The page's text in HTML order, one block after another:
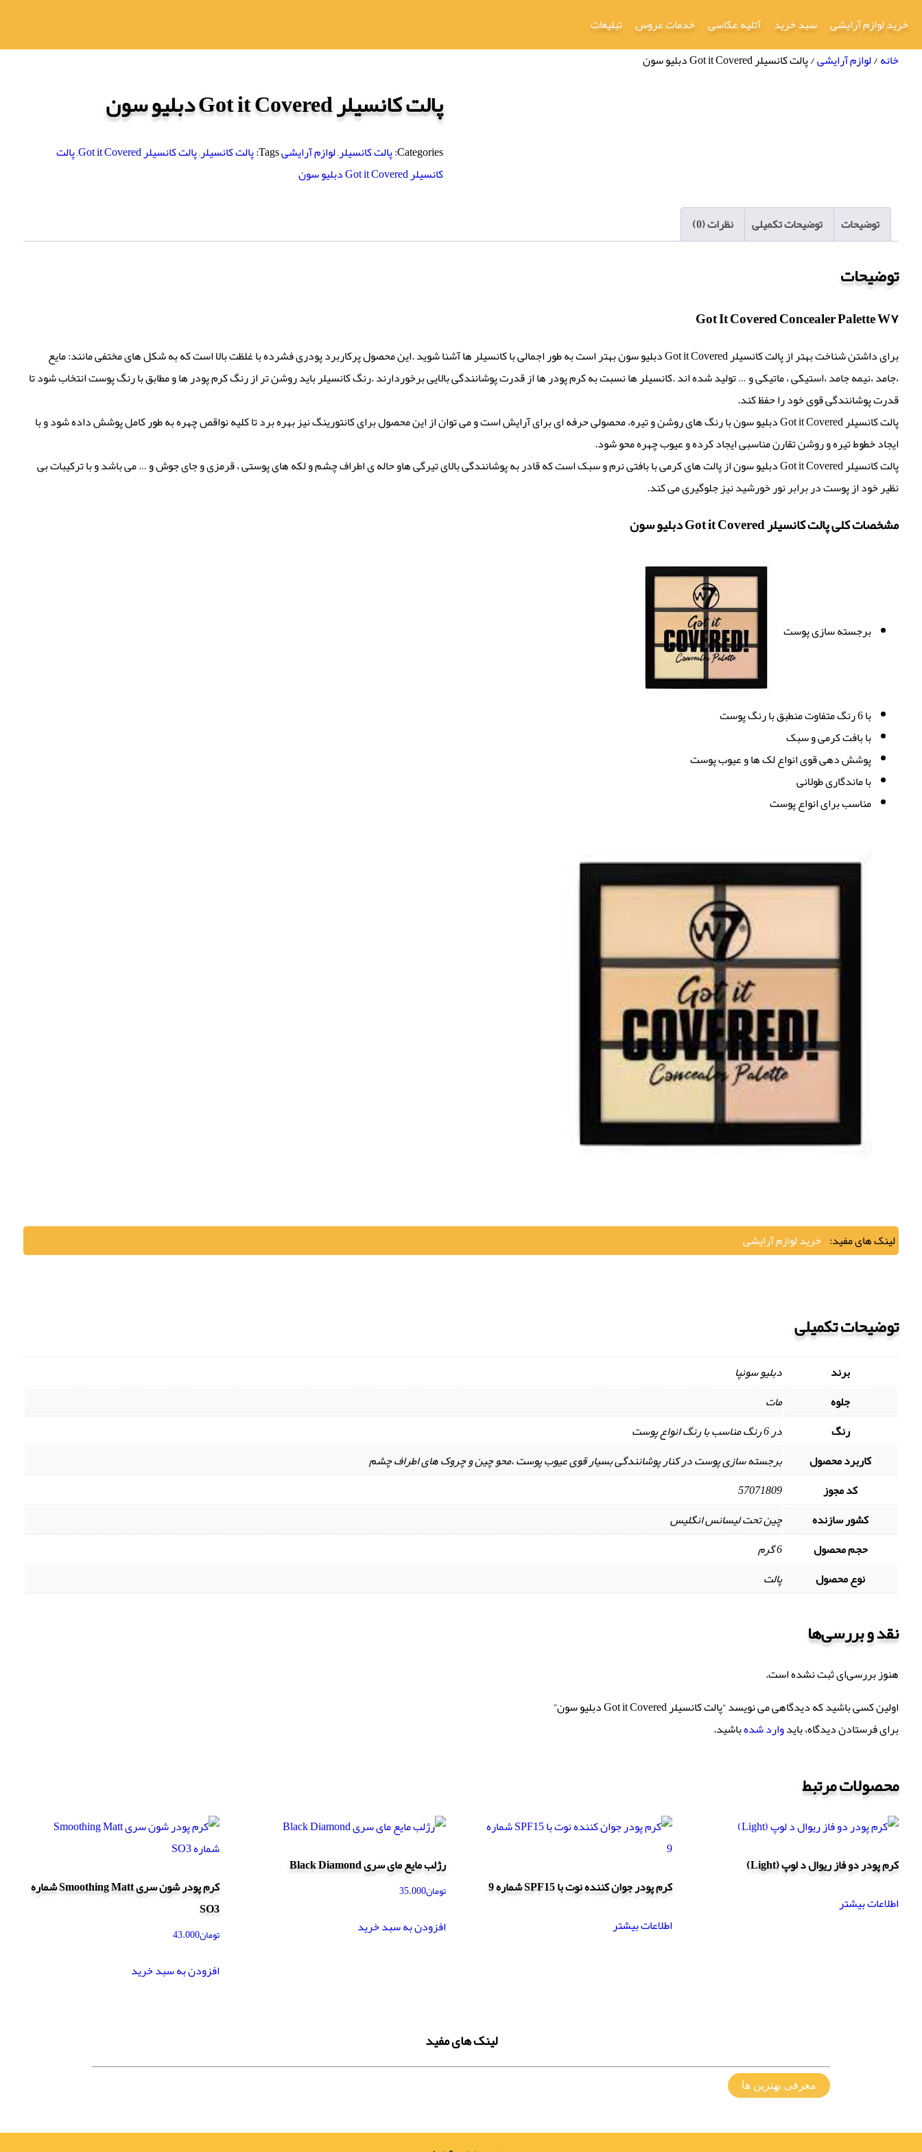
خرید لوازم آرایشی سبد خرید آتلیه عکاسی خدمات عروس تبلیغات
خانه/لوازم آرایشی/ پالت کانسیلر Got it Covered دبلیو سون
پالت کانسیلر Got it Covered دبلیو سون
Categories: پالت کانسیلر,لوازم آرایشیTags: پالت کانسیلر,پالت کانسیلر Got it Covered ,پالت
کانسیلر Got it Covered دبلیو سون
توضیحات توضیحات تکمیلی نظرات (0)
توضیحات
W٧ Got It Covered Concealer Palette
برای داشتن شناخت بهتر از پالت کانسیلر Got it Covered دبلیو سون بهتر است به طور اجمالی با کانسیلر ها آشنا شوید .این محصول پرکاربرد پودری فشرده با غلظت بالا است که به شکل های مختفی مانند: مایع
،جامد ،نیمه جامد ،استیکی ، ماتیکی و … تولید شده اند .کانسیلر ها نسبت به کرم پودر ها از قدرت پوشانندگی بالایی برخوردارند .رنگ کانسیلر باید روشن تر از رنگ کرم پودر ها و مطابق با رنگ پوست انتخاب شود تا
قدرت پوشانندگی قوی خود را حفظ کند.
پالت کانسیلر Got it Covered دبلیو سون با رنگ های روشن و تیره، محصولی حرفه ای برای آرایش است و می توان از این محصول برای کانتورینگ نیز بهره برد تا کلیه نواقص چهره به طور کامل پوشش داده شود و با
ایجاد خطوط تیره و روشن تقارن مناسبی ایجاد کرده و عیوب چهره محو شود.
پالت کانسیلر Got it Covered دبلیو سون از پالت های کرمی با بافتی نرم و سبک است که قادر به پوشانندگی بالای تیرگی هاو حاله ی اطراف چشم و لکه های پوستی ، قرمزی و جای جوش و … می باشد و با ترکیبات بی
نظیر خود از پوست در برابر نور خورشید نیز جلوگیری می کند.
مشخصات کلی پالت کانسیلر Got it Covered دبلیو سون
برجسته سازی پوست
با 6 رنگ متفاوت منطبق با رنگ پوست
با بافت کرمی و سبک
پوشش دهی قوی انواع لک ها و عیوب پوست
با ماندگاری طولانی
مناسب برای انواع پوست
لینک های مفید: خرید لوازم آرایشی
توضیحات تکمیلی
برند
دبلیو سونپا
جلوه
مات
رنگ
در 6 رنگ مناسب با رنگ انواع پوست
کاربرد محصول
برجسته سازی پوست در کنار پوشانندگی بسیار قوی عیوب پوست ،محو چین و چروک های اطراف چشم
کد مجوز
57071809
کشور سازنده
چین تحت لیسانس انگلیس
حجم محصول
6 گرم
نوع محصول
پالت
نقد و بررسی‌ها
هنوز بررسی‌ای ثبت نشده است.
اولین کسی باشید که دیدگاهی می نویسد “پالت کانسیلر Got it Covered دبلیو سون”
برای فرستادن دیدگاه، بایدوارد شدهباشید.
محصولات مرتبط
کرم پودر دو فاز ریوال د لوپ (Light)
اطلاعات بیشتر
کرم پودر جوان کننده نوت با SPF15 شماره 9
اطلاعات بیشتر
رژلب مایع مای سری Black Diamond
تومان35.000
افزودن به سبد خرید
کرم پودر شون سری Smoothing Matt شماره
SO3
تومان43.000
افزودن به سبد خرید
لینک های مفید
معرفی بهترین ها